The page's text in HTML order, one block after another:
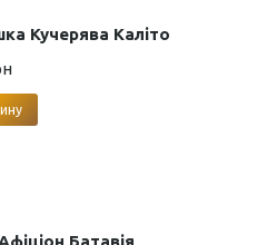
Кучерява Каліто